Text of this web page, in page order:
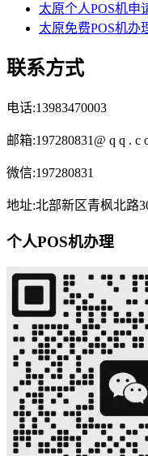
太原个人POS机申
太原免费POS机办
联系方式
电话:13983470003
邮箱:197280831@ q q . c
微信:197280831
地址:北部新区青枫北路
个人POS机办理